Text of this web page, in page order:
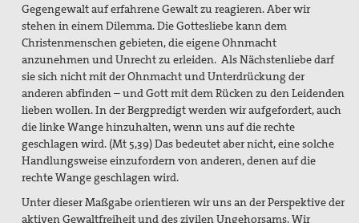
Gegengewalt auf erfahrene Gewalt zu reagieren. Aber wir
stehen in einem Dilemma. Die Gottesliebe kann dem
Christenmenschen gebieten, die eigene Ohnmacht
anzunehmen und Unrecht zu erleiden. Als Nächstenliebe darf
sie sich nicht mit der Ohnmacht und Unterdrückung der
anderen abfinden – und Gott mit dem Rücken zu den Leidenden
lieben wollen. In der Bergpredigt werden wir aufgefordert, auch
die linke Wange hinzuhalten, wenn uns auf die rechte
geschlagen wird. (Mt 5,39) Das bedeutet aber nicht, eine solche
Handlungsweise einzufordern von anderen, denen auf die
rechte Wange geschlagen wird.
Unter dieser Maßgabe orientieren wir uns an der Perspektive der
aktiven Gewaltfreiheit und des zivilen Ungehorsams. Wir